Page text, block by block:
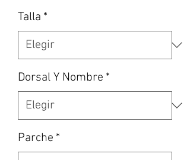
Talla *
Dorsal Y Nombre *
Parche *